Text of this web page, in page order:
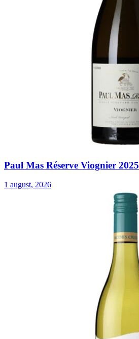
Paul Mas Réserve Viognier 2025
1 august, 2026